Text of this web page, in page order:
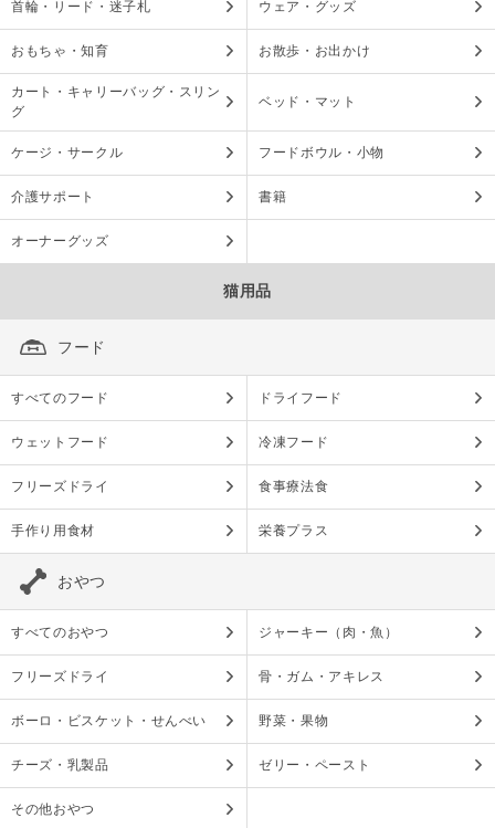
首輪・リード・迷子札 ウェア・グッズ
おもちゃ・知育 お散歩・お出かけ
カート・キャリーバッグ・スリン
グ
ベッド・マット
ケージ・サークル フードボウル・小物
介護サポート 書籍
オーナーグッズ
猫用品
フード
すべてのフード ドライフード
ウェットフード 冷凍フード
フリーズドライ 食事療法食
手作り用食材 栄養プラス
おやつ
すべてのおやつ ジャーキー（肉・魚）
フリーズドライ 骨・ガム・アキレス
ボーロ・ビスケット・せんべい 野菜・果物
チーズ・乳製品 ゼリー・ペースト
その他おやつ